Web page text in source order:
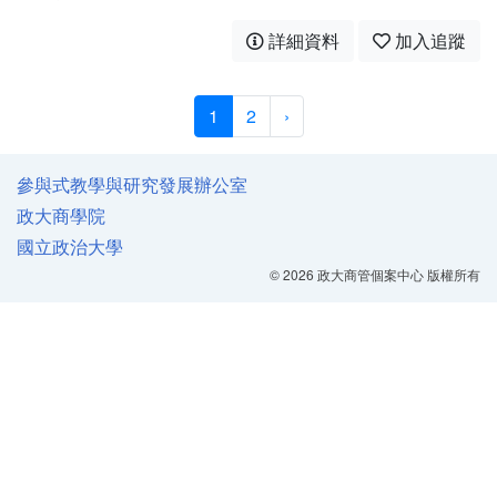
詳細資料 加入追蹤
1 2 ›
參與式教學與研究發展辦公室
政大商學院
國立政治大學
© 2026 政大商管個案中心 版權所有